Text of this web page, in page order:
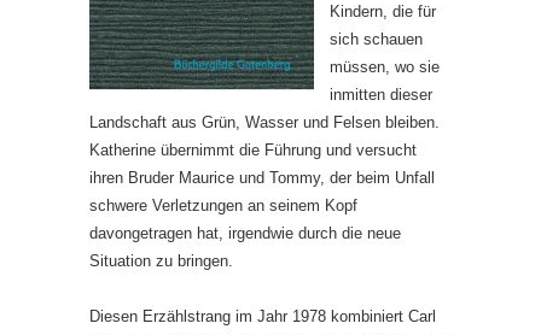
Kindern, die für
sich schauen
müssen, wo sie
inmitten dieser
Landschaft aus Grün, Wasser und Felsen bleiben.
Katherine übernimmt die Führung und versucht
ihren Bruder Maurice und Tommy, der beim Unfall
schwere Verletzungen an seinem Kopf
davongetragen hat, irgendwie durch die neue
Situation zu bringen.
Diesen Erzählstrang im Jahr 1978 kombiniert Carl